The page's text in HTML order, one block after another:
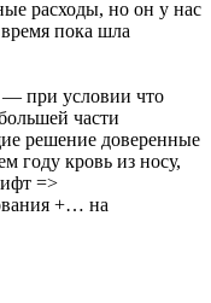
расходы, но он у нас
время пока шла
— при условии что
части
решение доверенные
году кровь из носу,
=>
+… на